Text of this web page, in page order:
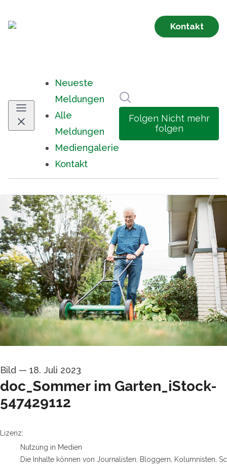
Neueste
Meldungen
Alle
Meldungen
Mediengalerie
Kontakt
Folgen Nicht mehr
folgen
Bild — 18. Juli 2023
doc_Sommer im Garten_iStock-
547429112
go to media item
Lizenz:
Nutzung in Medien
Die Inhalte können von Journalisten, Bloggern, Kolumnisten,